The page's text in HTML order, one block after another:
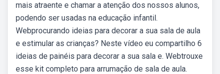
mais atraente e chamar a atenção dos nossos alunos,
podendo ser usadas na educação infantil.
Webprocurando ideias para decorar a sua sala de aula
e estimular as crianças? Neste vídeo eu compartilho 6
ideias de painéis para decorar a sua sala e. Webtrouxe
esse kit completo para arrumação de sala de aula.